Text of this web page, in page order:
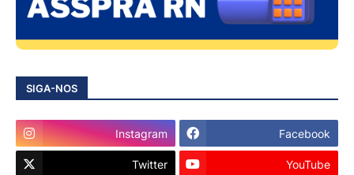
SIGA-NOS
Instagram Facebook
Twitter YouTube